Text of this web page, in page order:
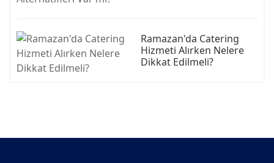
Ramazan'da Catering
Hizmeti Alırken Nelere
Dikkat Edilmeli?